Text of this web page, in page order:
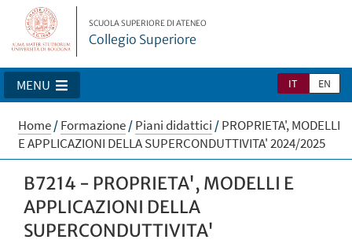
SCUOLA SUPERIORE DI ATENEO
Collegio Superiore
IT EN
MENU
Home/Formazione/Piani didattici /PROPRIETA', MODELLI
E APPLICAZIONI DELLA SUPERCONDUTTIVITA' 2024/2025
B7214 - PROPRIETA', MODELLI E
APPLICAZIONI DELLA
SUPERCONDUTTIVITA'